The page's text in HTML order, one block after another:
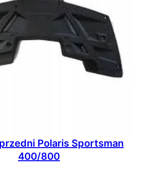
Polaris Sportsman
400/800